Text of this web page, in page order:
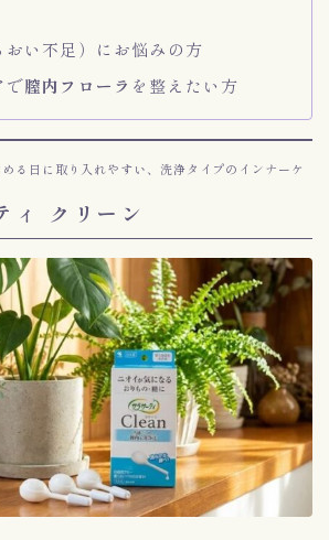
おい不足）にお悩みの方
で膣内フローラ を整えたい方
る日に取り入れやすい、洗浄タイプのインナーケ
ィ クリーン